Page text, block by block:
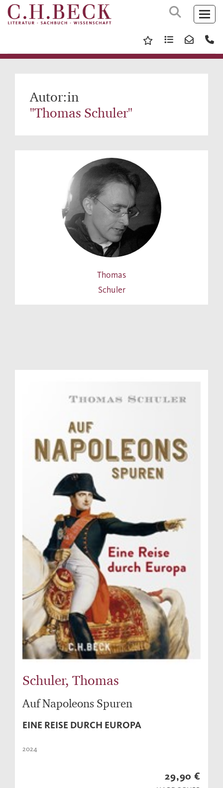
Autor:in
"Thomas Schuler"
Thomas
Schuler
Schuler, Thomas
Auf Napoleons Spuren
EINE REISE DURCH EUROPA
2024
29,90 €